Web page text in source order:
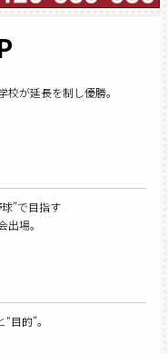
校が延長を制し優勝。
”で目指す
場。
目的”。